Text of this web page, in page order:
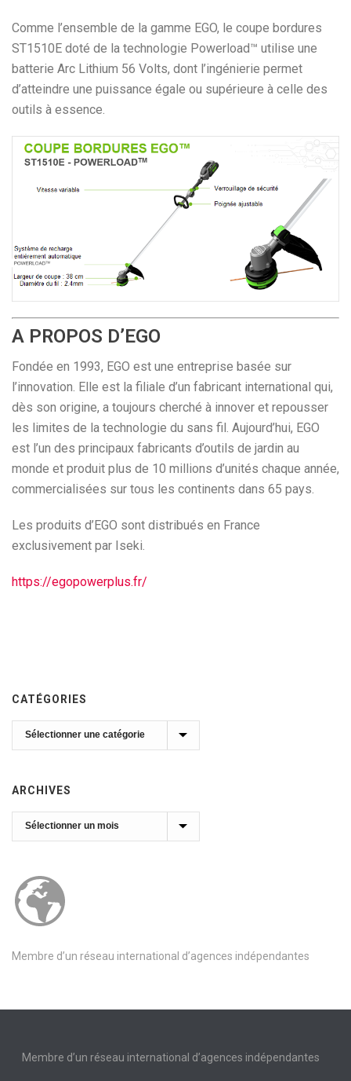
Comme l’ensemble de la gamme EGO, le coupe bordures
ST1510E doté de la technologie Powerload™ utilise une
batterie Arc Lithium 56 Volts, dont l’ingénierie permet
d’atteindre une puissance égale ou supérieure à celle des
outils à essence.
A PROPOS D’EGO
Fondée en 1993, EGO est une entreprise basée sur
l’innovation. Elle est la filiale d’un fabricant international qui,
dès son origine, a toujours cherché à innover et repousser
les limites de la technologie du sans fil. Aujourd’hui, EGO
est l’un des principaux fabricants d’outils de jardin au
monde et produit plus de 10 millions d’unités chaque année,
commercialisées sur tous les continents dans 65 pays.
Les produits d’EGO sont distribués en France
exclusivement par Iseki.
https://egopowerplus.fr/
CATÉGORIES
Catégories
ARCHIVES
Archives
Membre d’un réseau international d’agences indépendantes
Membre d’un réseau international d’agences indépendantes